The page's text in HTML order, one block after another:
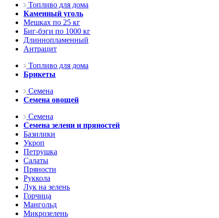
Топливо для дома
Каменный уголь
Мешках по 25 кг
Биг-бэги по 1000 кг
Длиннопламенный
Антрацит
Топливо для дома
Брикеты
Семена
Семена овощей
Семена
Семена зелени и пряностей
Базилики
Укроп
Петрушка
Салаты
Пряности
Руккола
Лук на зелень
Горчица
Мангольд
Микрозелень